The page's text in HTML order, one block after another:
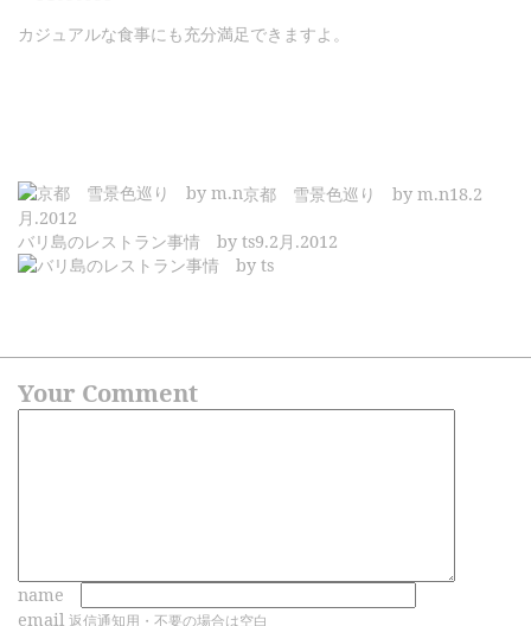
カジュアルな食事にも充分満足できますよ。
京都 雪景色巡り by m.n18.2
月.2012
バリ島のレストラン事情 by ts9.2月.2012
Your Comment
name
email 返信通知用・不要の場合は空白